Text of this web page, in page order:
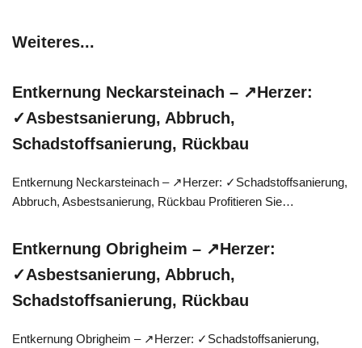
Weiteres...
Entkernung Neckarsteinach – ↗️Herzer:
✓Asbestsanierung, Abbruch,
Schadstoffsanierung, Rückbau
Entkernung Neckarsteinach – ↗️Herzer: ✓Schadstoffsanierung,
Abbruch, Asbestsanierung, Rückbau Profitieren Sie…
Entkernung Obrigheim – ↗️Herzer:
✓Asbestsanierung, Abbruch,
Schadstoffsanierung, Rückbau
Entkernung Obrigheim – ↗️Herzer: ✓Schadstoffsanierung,